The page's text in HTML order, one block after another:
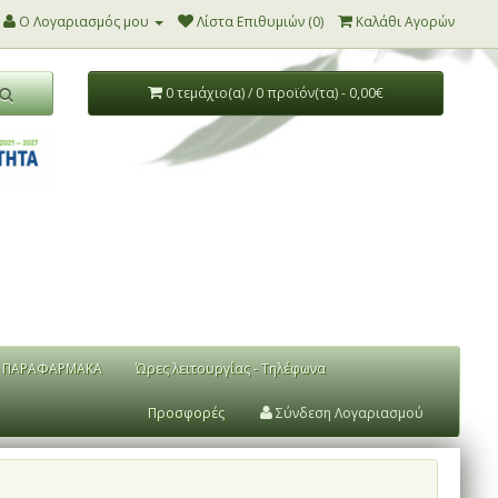
Ο Λογαριασμός μου Λίστα Επιθυμιών (0) Καλάθι Αγορών
0 τεμάχιο(α) / 0 προϊόν(τα) - 0,00€
ΠΑΡΑΦΑΡΜΑΚΑ Ώρες λειτουργίας - Τηλέφωνα
Προσφορές Σύνδεση Λογαριασμού